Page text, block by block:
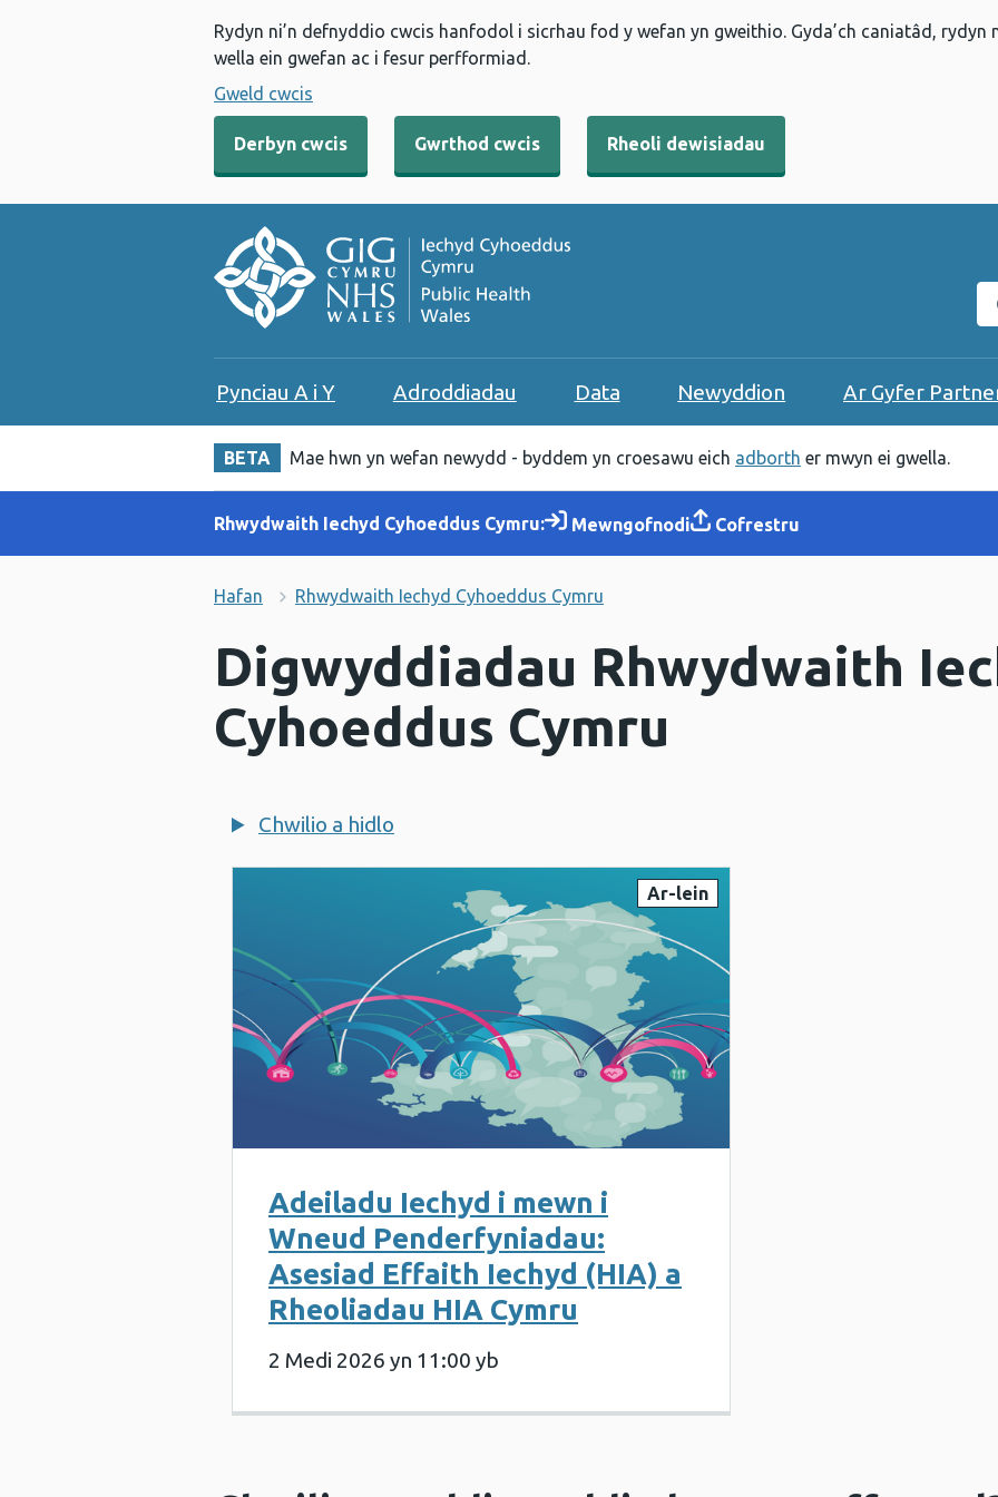
Rydyn ni’n defnyddio cwcis hanfodol i sicrhau fod y wefan yn gweithio. Gyda’ch caniatâd,
wella ein gwefan ac i fesur perfformiad.
Gweld cwcis
Derbyn cwcis Gwrthod cwcis Rheoli dewisiadau
Pynciau A i Y Adroddiadau Data Newyddion Ar Gyfer
BETA Mae hwn yn wefan newydd - byddem yn croesawu eich adborth er mwyn ei gwella.
Rhwydwaith Iechyd Cyhoeddus Cymru: Mewngofnodi Cofrestru
Hafan Rhwydwaith Iechyd Cyhoeddus Cymru
Digwyddiadau Rhwydwaith
Cyhoeddus Cymru
Chwilio a hidlo
Ar-lein
Adeiladu Iechyd i mewn i
Wneud Penderfyniadau:
Asesiad Effaith Iechyd (HIA) a
Rheoliadau HIA Cymru
2 Medi 2026 yn 11:00 yb